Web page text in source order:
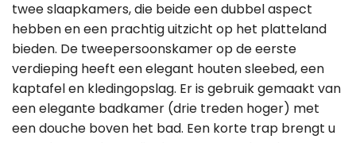
twee slaapkamers, die beide een dubbel aspect
hebben en een prachtig uitzicht op het platteland
bieden. De tweepersoonskamer op de eerste
verdieping heeft een elegant houten sleebed, een
kaptafel en kledingopslag. Er is gebruik gemaakt van
een elegante badkamer (drie treden hoger) met
een douche boven het bad. Een korte trap brengt u